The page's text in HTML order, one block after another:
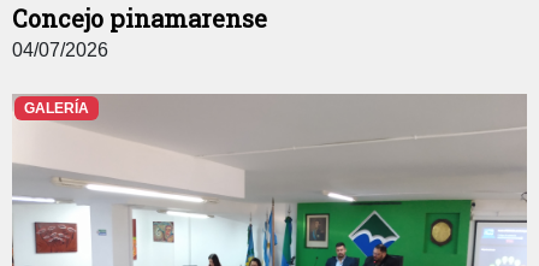
Concejo pinamarense
04/07/2026
GALERÍA